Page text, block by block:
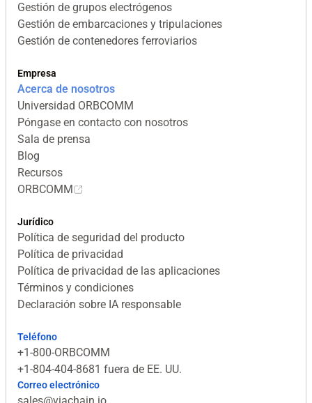
Gestión de grupos electrógenos
Gestión de embarcaciones y tripulaciones
Gestión de contenedores ferroviarios
Empresa
Acerca de nosotros
Universidad ORBCOMM
Póngase en contacto con nosotros
Sala de prensa
Blog
Recursos
ORBCOMM
Jurídico
Política de seguridad del producto
Política de privacidad
Política de privacidad de las aplicaciones
Términos y condiciones
Declaración sobre IA responsable
Teléfono
+1-800-ORBCOMM
+1-804-404-8681 fuera de EE. UU.
Correo electrónico